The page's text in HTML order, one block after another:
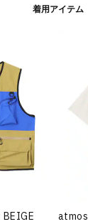
着用アイテム